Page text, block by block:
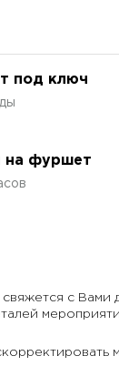
под ключ
на фуршет
свяжется с Вами